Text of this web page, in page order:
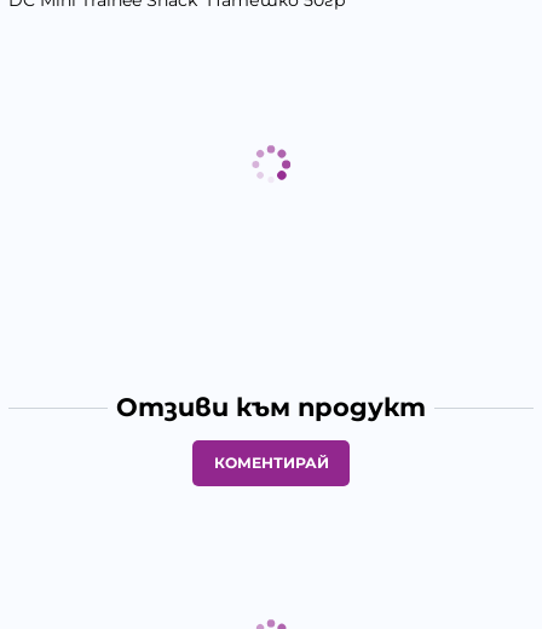
Отзиви към продукт
КОМЕНТИРАЙ